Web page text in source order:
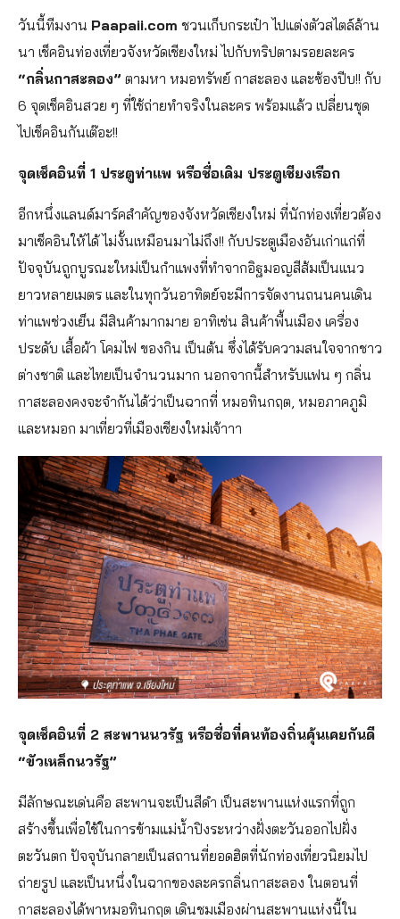
วันนี้ทีมงาน Paapaii.com ชวนเก็บกระเป๋า ไปแต่งตัวสไตล์ล้าน
นา เช็คอินท่องเที่ยวจังหวัดเชียงใหม่ ไปกับทริปตามรอยละคร
“กลิ่นกาสะลอง” ตามหา หมอทรัพย์ กาสะลอง และซ้องปีบ!! กับ
6 จุดเช็คอินสวย ๆ ที่ใช้ถ่ายทำจริงในละคร พร้อมแล้ว เปลี่ยนชุด
ไปเช็คอินกันเต๊อะ!!
จุดเช็คอินที่ 1 ประตูท่าแพ หรือชื่อเดิม ประตูเชียงเรือก
อีกหนึ่งแลนด์มาร์คสำคัญของจังหวัดเชียงใหม่ ที่นักท่องเที่ยวต้อง
มาเช็คอินให้ได้ ไม่งั้นเหมือนมาไม่ถึง!! กับประตูเมืองอันเก่าแก่ที่
ปัจจุบันถูกบูรณะใหม่เป็นกำแพงที่ทำจากอิฐมอญสีส้มเป็นแนว
ยาวหลายเมตร และในทุกวันอาทิตย์จะมีการจัดงานถนนคนเดิน
ท่าแพช่วงเย็น มีสินค้ามากมาย อาทิเช่น สินค้าพื้นเมือง เครื่อง
ประดับ เสื้อผ้า โคมไฟ ของกิน เป็นต้น ซึ่งได้รับความสนใจจากชาว
ต่างชาติ และไทยเป็นจำนวนมาก นอกจากนี้สำหรับแฟน ๆ กลิ่น
กาสะลองคงจะจำกันได้ว่าเป็นฉากที่ หมอทินกฤต, หมอภาคภูมิ
และหมอก มาเที่ยวที่เมืองเชียงใหม่เจ้าาา
จุดเช็คอินที่ 2 สะพานนวรัฐ หรือชื่อที่คนท้องถิ่นคุ้นเคยกันดี
“ขัวเหล็กนวรัฐ”
มีลักษณะเด่นคือ สะพานจะเป็นสีดำ เป็นสะพานแห่งแรกที่ถูก
สร้างขึ้นเพื่อใช้ในการข้ามแม่น้ำปิงระหว่างฝั่งตะวันออกไปฝั่ง
ตะวันตก ปัจจุบันกลายเป็นสถานที่ยอดฮิตที่นักท่องเที่ยวนิยมไป
ถ่ายรูป และเป็นหนึ่งในฉากของละครกลิ่นกาสะลอง ในตอนที่
กาสะลองได้พาหมอทินกฤต เดินชมเมืองผ่านสะพานแห่งนี้ใน